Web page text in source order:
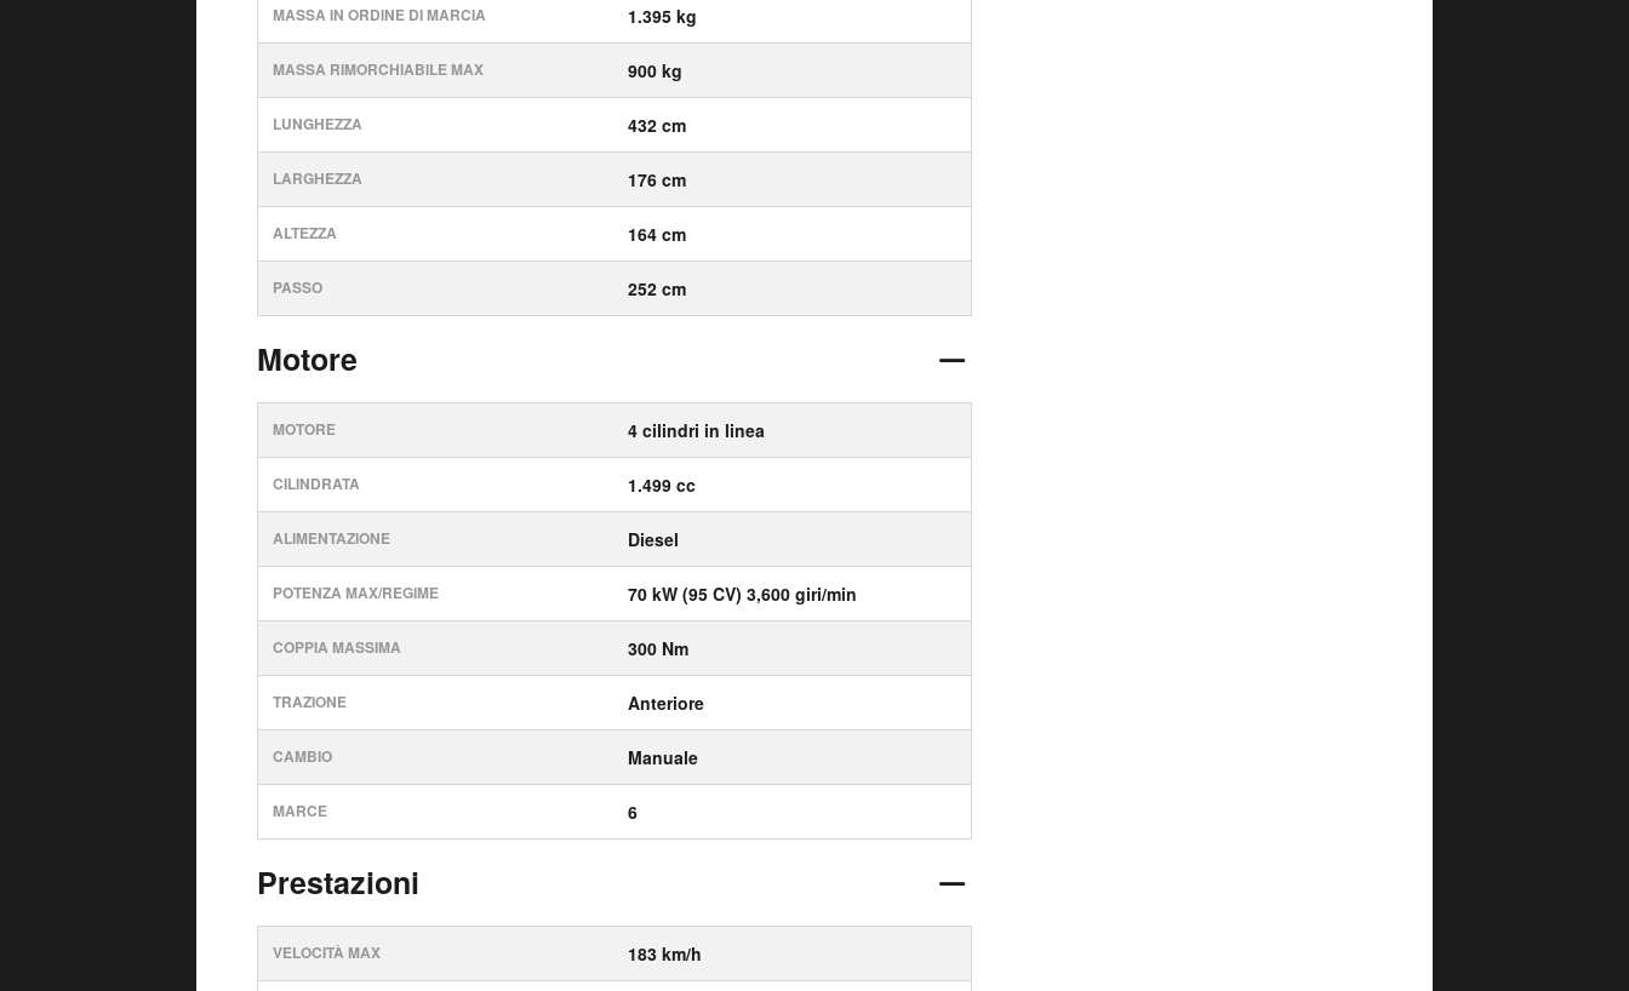
MASSA IN ORDINE DI MARCIA 1.395 kg
MASSA RIMORCHIABILE MAX 900 kg
LUNGHEZZA 432 cm
LARGHEZZA 176 cm
ALTEZZA 164 cm
PASSO 252 cm
Motore
MOTORE 4 cilindri in linea
CILINDRATA 1.499 cc
ALIMENTAZIONE Diesel
POTENZA MAX/REGIME 70 kW (95 CV) 3,600 giri/min
COPPIA MASSIMA 300 Nm
TRAZIONE Anteriore
CAMBIO Manuale
MARCE 6
Prestazioni
VELOCITÀ MAX 183 km/h